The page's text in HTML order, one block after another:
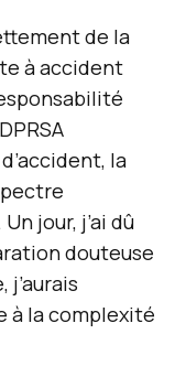
de la
à accident
la
jour, j’ai dû
douteuse
à la complexité